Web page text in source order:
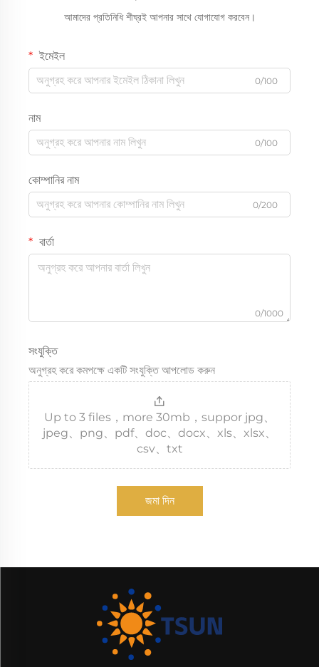
আমাদের প্রতিনিধি শীঘ্রই আপনার সাথে যোগাযোগ করবেন।
ইমেইল
0/100
নাম
0/100
কোম্পানির নাম
0/200
বার্তা
0/1000
সংযুক্তি
অনুগ্রহ করে কমপক্ষে একটি সংযুক্তি আপলোড করুন
Up to 3 files，more 30mb，suppor jpg、
jpeg、png、pdf、doc、docx、xls、xlsx、
csv、txt
জমা দিন